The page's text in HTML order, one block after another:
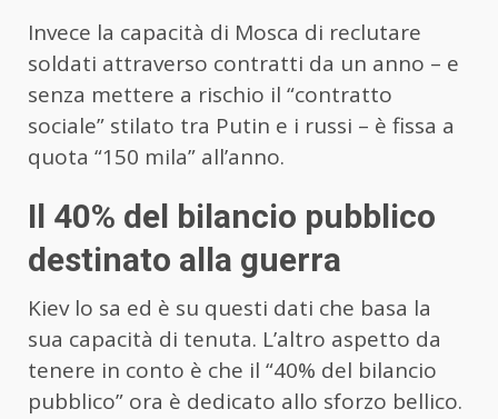
Invece la capacità di Mosca di reclutare
soldati attraverso contratti da un anno – e
senza mettere a rischio il “contratto
sociale” stilato tra Putin e i russi – è fissa a
quota “150 mila” all’anno.
Il 40% del bilancio pubblico
destinato alla guerra
Kiev lo sa ed è su questi dati che basa la
sua capacità di tenuta. L’altro aspetto da
tenere in conto è che il “40% del bilancio
pubblico” ora è dedicato allo sforzo bellico.